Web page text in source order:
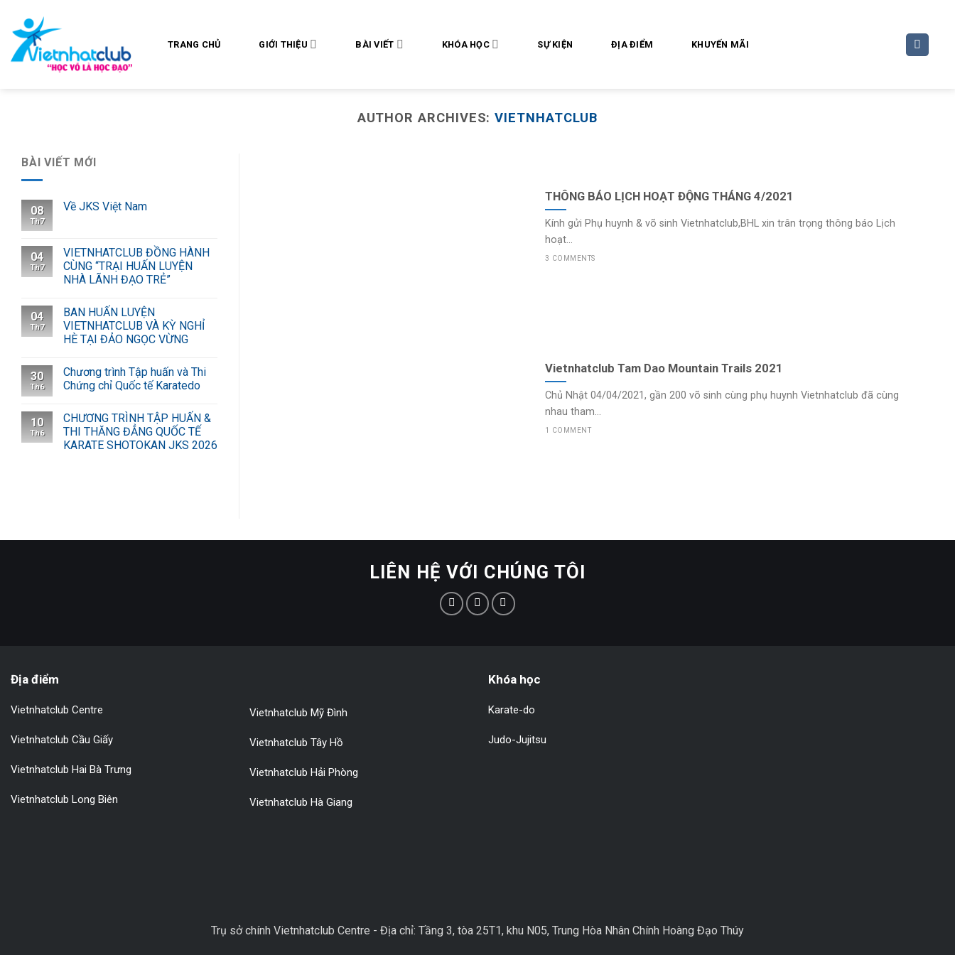
content
TRANG CHỦ GIỚI THIỆU BÀI VIẾT KHÓA HỌC SỰ KIỆN ĐỊA ĐIỂM KHUYẾN MÃI
AUTHOR ARCHIVES:VIETNHATCLUB
BÀI VIẾT MỚI
08
Th7
Về JKS Việt Nam
04
Th7
VIETNHATCLUB ĐỒNG HÀNH
CÙNG “TRẠI HUẤN LUYỆN
NHÀ LÃNH ĐẠO TRẺ”
04
Th7
BAN HUẤN LUYỆN
VIETNHATCLUB VÀ KỲ NGHỈ
HÈ TẠI ĐẢO NGỌC VỪNG
30
Th6
Chương trình Tập huấn và Thi
Chứng chỉ Quốc tế Karatedo
10
Th6
CHƯƠNG TRÌNH TẬP HUẤN &
THI THĂNG ĐẲNG QUỐC TẾ
KARATE SHOTOKAN JKS 2026
THÔNG BÁO LỊCH HOẠT ĐỘNG THÁNG 4/2021
Kính gửi Phụ huynh & võ sinh Vietnhatclub,BHL xin trân trọng thông báo Lịch
hoạt...
3 COMMENTS
Vietnhatclub Tam Dao Mountain Trails 2021
Chủ Nhật 04/04/2021, gần 200 võ sinh cùng phụ huynh Vietnhatclub đã cùng
nhau tham...
1 COMMENT
LIÊN HỆ VỚI CHÚNG TÔI
Địa điểm
Vietnhatclub Centre
Vietnhatclub Cầu Giấy
Vietnhatclub Hai Bà Trưng
Vietnhatclub Long Biên
Vietnhatclub Mỹ Đình
Vietnhatclub Tây Hồ
Vietnhatclub Hải Phòng
Vietnhatclub Hà Giang
Khóa học
Karate-do
Judo-Jujitsu
Trụ sở chính Vietnhatclub Centre - Địa chỉ: Tầng 3, tòa 25T1, khu N05, Trung Hòa Nhân Chính Hoàng Đạo Thúy